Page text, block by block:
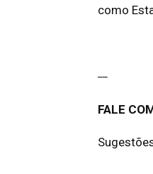
como
FALE